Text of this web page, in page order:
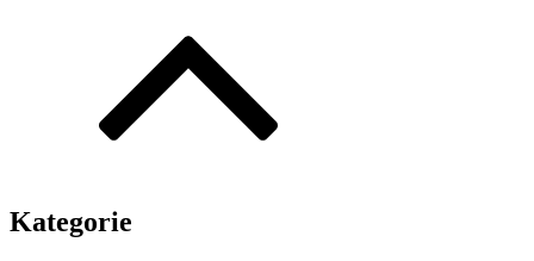
Kategorie